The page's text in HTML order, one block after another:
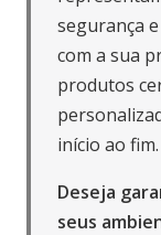
segurança
com a sua
produtos
início ao fim.
Deseja
seus